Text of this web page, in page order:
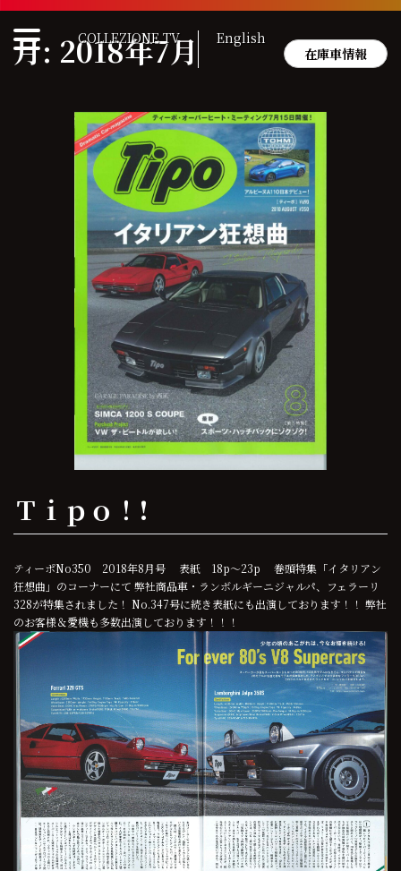
Skip
content
COLLEZIONE TV
English
在庫車情報
月: 2018年7月
Ｔｉｐｏ！!
ティーポNo350 2018年8月号 表紙 18p～23p 巻頭特集「イタリアン
狂想曲」のコーナーにて 弊社商品車・ランボルギーニジャルパ、フェラーリ
328が特集されました！ No.347号に続き表紙にも出演しております！！ 弊社
のお客様＆愛機も多数出演しております！！！